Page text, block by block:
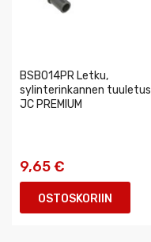
BSB014PR Letku,
sylinterinkannen tuuletus
JC PREMIUM
9,65 €
OSTOSKORIIN